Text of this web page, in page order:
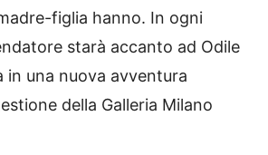
figlia hanno. In ogni
starà accanto ad Odile
in una nuova avventura
della Galleria Milano